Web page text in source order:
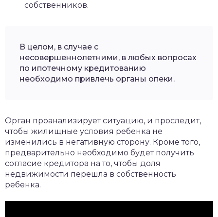
собственников.
В целом, в случае с
несовершеннолетними, в любых вопросах
по ипотечному кредитованию
необходимо привлечь органы опеки.
Орган проанализирует ситуацию, и проследит,
чтобы жилищные условия ребенка не
изменились в негативную сторону. Кроме того,
предварительно необходимо будет получить
согласие кредитора на то, чтобы доля
недвижимости перешла в собственность
ребенка.